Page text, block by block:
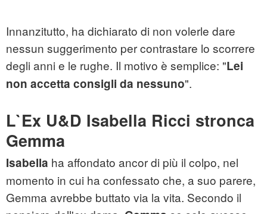
Innanzitutto, ha dichiarato di non volerle dare
nessun suggerimento per contrastare lo scorrere
degli anni e le rughe. Il motivo è semplice: "Lei
non accetta consigli da nessuno".
L`Ex U&D Isabella Ricci stronca
Gemma
Isabella ha affondato ancor di più il colpo, nel
momento in cui ha confessato che, a suo parere,
Gemma avrebbe buttato via la vita. Secondo il